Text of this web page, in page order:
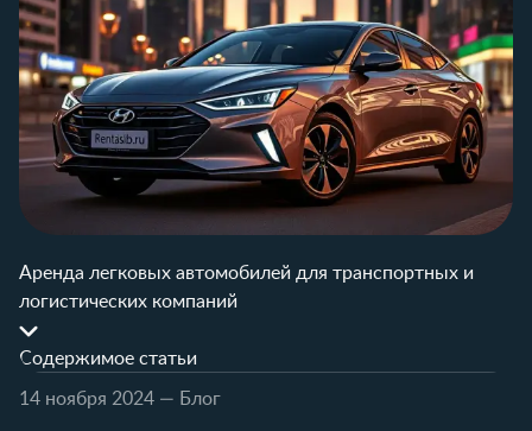
Аренда легковых автомобилей для транспортных и
логистических компаний
Содержимое статьи
14 ноября 2024 — Блог